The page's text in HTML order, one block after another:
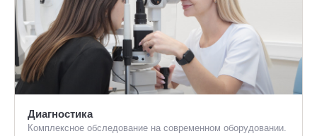
Диагностика
Комплексное обследование на современном оборудовании.